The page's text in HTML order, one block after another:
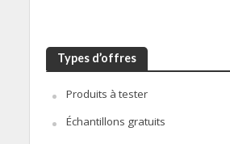
Types d’offres
Produits à tester
Échantillons gratuits